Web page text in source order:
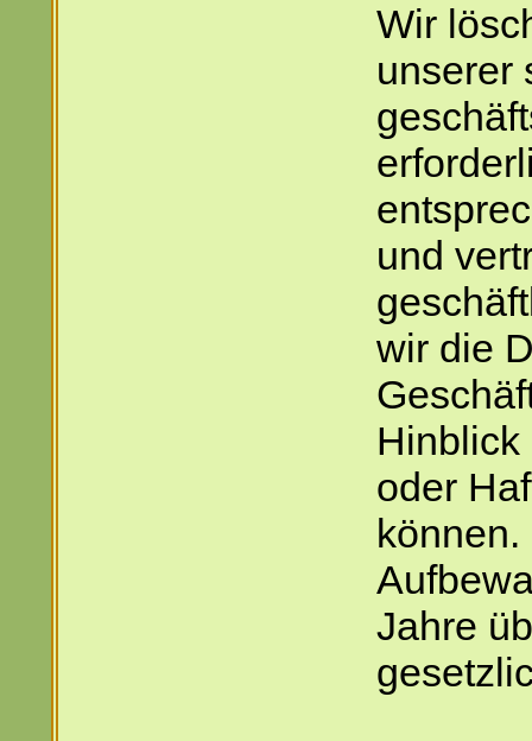
Wir
unserer
und
wir die
Hinblick
oder
Jahre